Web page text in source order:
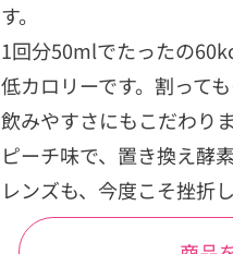
す。
1回分50mlでたったの
低カロリーです。割って
飲みやすさにもこだわり
ピーチ味で、置き換え酵
レンズも、今度こそ挫折